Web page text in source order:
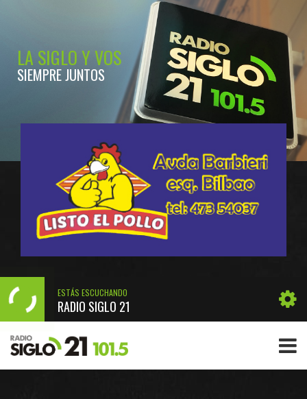
LA SIGLO Y VOS
SIEMPRE JUNTOS
ESTÁS ESCUCHANDO
RADIO SIGLO 21